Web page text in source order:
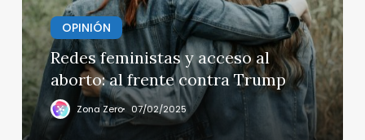
aborto:
al
frente
contra
Trump
OPINIÓN
Redes feministas y acceso al
aborto: al frente contra Trump
Zona Zero 07/02/2025